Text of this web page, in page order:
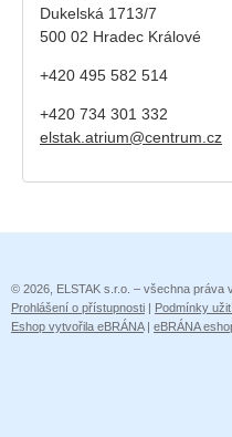
Dukelská 1713/7
500 02 Hradec Králové
+420 495 582 514
+420 734 301 332
elstak.atrium@centrum.cz
© 2026, ELSTAK s.r.o. – všechna práva
Prohlášení o přístupnosti | Podmínky
Eshop vytvořila eBRÁNA| eBRÁNA